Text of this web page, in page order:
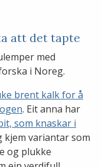
att det tapte
med
i Noreg.
brent kalk for å
. Eit anna har
som knaskar i
kjem variantar som
og plukke